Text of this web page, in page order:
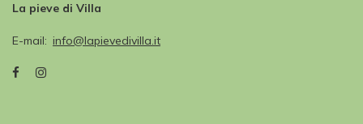
La pieve di Villa
E-mail info@lapievedivilla.it